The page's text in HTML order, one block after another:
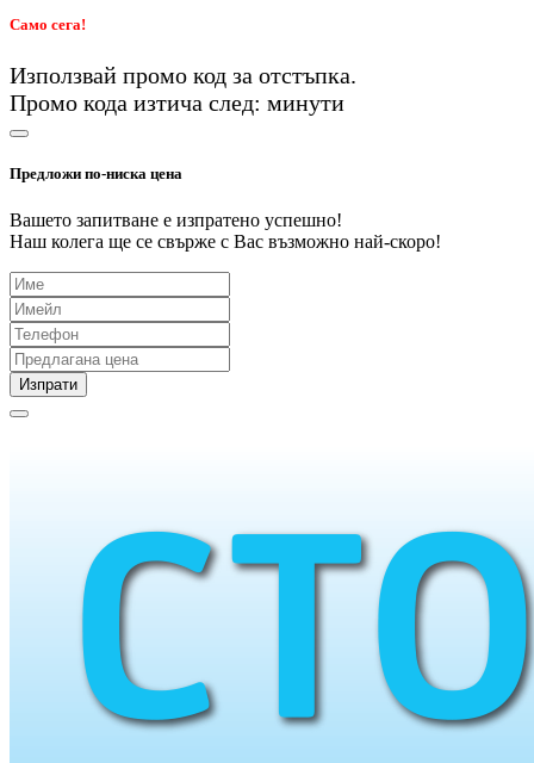
Само сега!
Използвай промо код за отстъпка.
Промо кода изтича след: минути
Предложи по-ниска цена
Вашето запитване е изпратено успешно!
Наш колега ще се свърже с Вас възможно най-скоро!
Изпрати